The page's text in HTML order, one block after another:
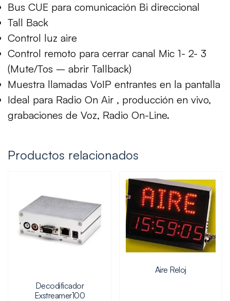
Bus CUE para comunicación Bi direccional
Tall Back
Control luz aire
Control remoto para cerrar canal Mic 1- 2- 3
(Mute/Tos – abrir Tallback)
Muestra llamadas VoIP entrantes en la pantalla
Ideal para Radio On Air , producción en vivo,
grabaciones de Voz, Radio On-Line.
Productos relacionados
Decodificador
Exstreamer100
Aire Reloj